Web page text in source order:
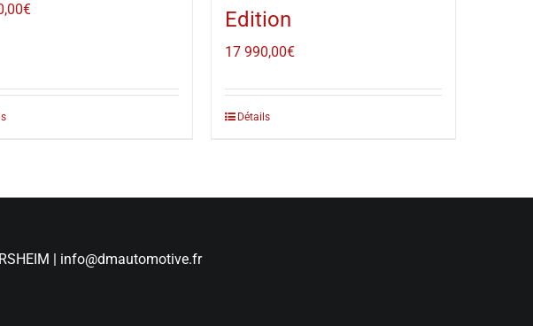
€
Edition
17 990,00€
Détails
| info@dmautomotive.fr